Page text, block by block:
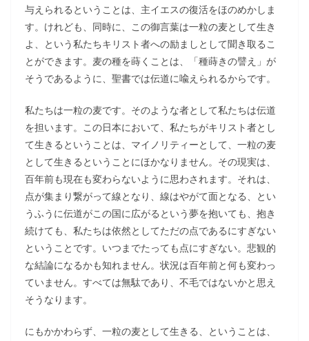
与えられるということは、主イエスの復活をほのめかしま
す。けれども、同時に、この御言葉は一粒の麦として生き
よ、という私たちキリスト者への励ましとして聞き取るこ
とができます。麦の種を蒔くことは、「種蒔きの譬え」が
そうであるように、聖書では伝道に喩えられるからです。
私たちは一粒の麦です。そのような者として私たちは伝道
を担います。この日本において、私たちがキリスト者とし
て生きるということは、マイノリティーとして、一粒の麦
として生きるということにほかなりません。その現実は、
百年前も現在も変わらないように思わされます。それは、
点が集まり繋がって線となり、線はやがて面となる、とい
うふうに伝道がこの国に広がるという夢を抱いても、抱き
続けても、私たちは依然としてただの点であるにすぎない
ということです。いつまでたっても点にすぎない。悲観的
な結論になるかも知れません。状況は百年前と何も変わっ
ていません。すべては無駄であり、不毛ではないかと思え
そうなります。
にもかかわらず、一粒の麦として生きる、ということは、